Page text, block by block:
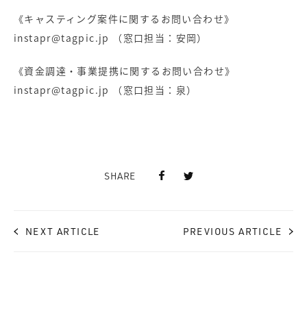
《キャスティング案件に関するお問い合わせ》
instapr@tagpic.jp （窓口担当：安岡）
《資金調達・事業提携に関するお問い合わせ》
instapr@tagpic.jp （窓口担当：泉）
SHARE
NEXT ARTICLE PREVIOUS ARTICLE